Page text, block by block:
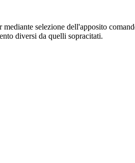
selezione dell'apposito
diversi da quelli sopracitati.